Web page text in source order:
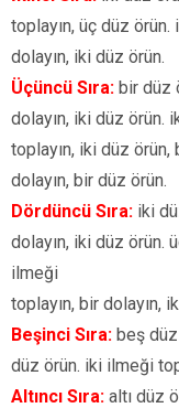
toplayın, üç düz
dolayın, iki düz örün.
Üçüncü Sıra: bir düz
dolayın, iki düz örün.
toplayın, iki düz örün,
dolayın, bir düz örün.
Dördüncü Sıra: iki
dolayın, iki düz örün.
ilmeği
toplayın, bir dolayın,
Beşinci Sıra: beş
düz örün. iki ilmeği
Altıncı Sıra: altı düz